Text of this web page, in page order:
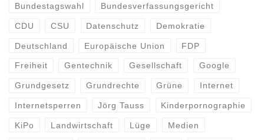
Bundestagswahl Bundesverfassungsgericht
CDU CSU Datenschutz Demokratie
Deutschland Europäische Union FDP
Freiheit Gentechnik Gesellschaft Google
Grundgesetz Grundrechte Grüne Internet
Internetsperren Jörg Tauss Kinderpornographie
KiPo Landwirtschaft Lüge Medien